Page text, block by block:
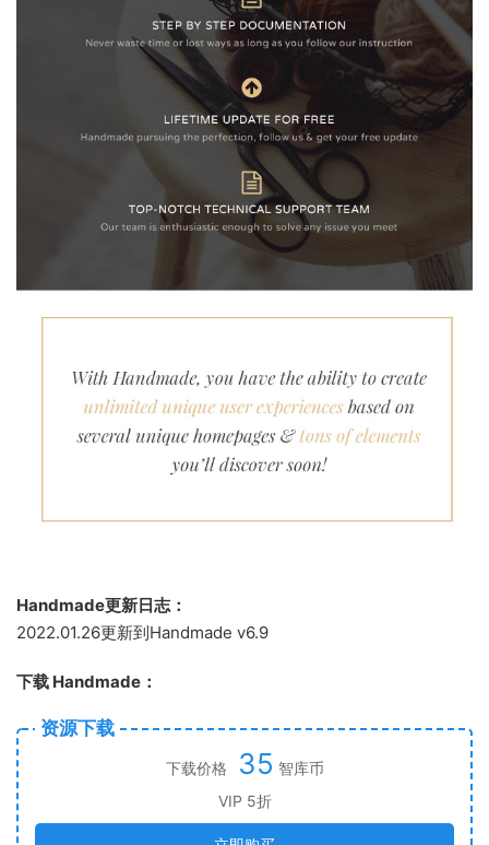
Handmade更新日志：
2022.01.26更新到Handmade v6.9
下载 Handmade：
资源下载
下载价格 35 智库币
VIP 5折